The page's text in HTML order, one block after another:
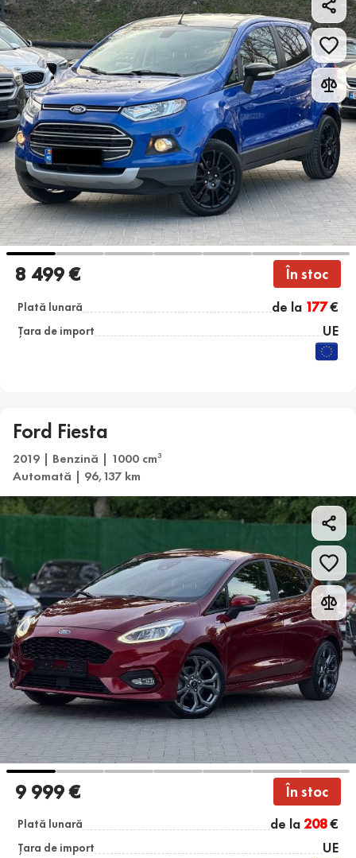
8 499 € În stoc
Plată lunară de la 177€
Țara de import UE
Ford Fiesta
2019 | Benzină | 1000 cm3
Automată | 96,137 km
9 999 € În stoc
Plată lunară de la208€
Țara de import UE